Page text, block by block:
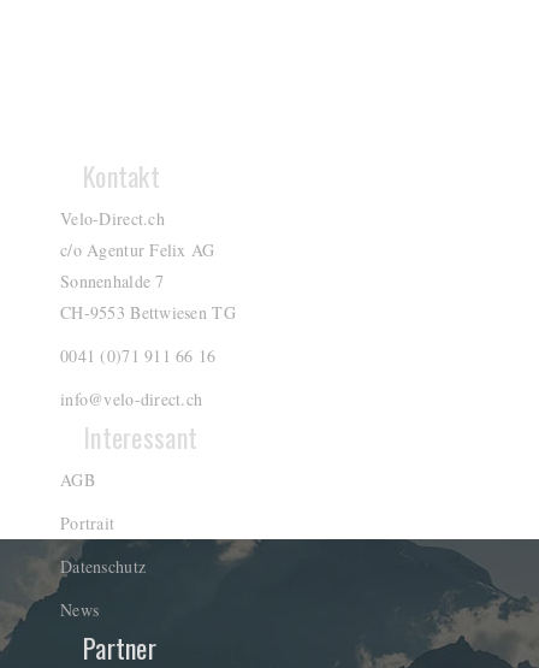
Kontakt
Velo-Direct.ch
c/o Agentur Felix AG
Sonnenhalde 7
CH-9553 Bettwiesen TG
0041 (0)71 911 66 16
info@velo-direct.ch
Interessant
AGB
Portrait
Datenschutz
News
Partner